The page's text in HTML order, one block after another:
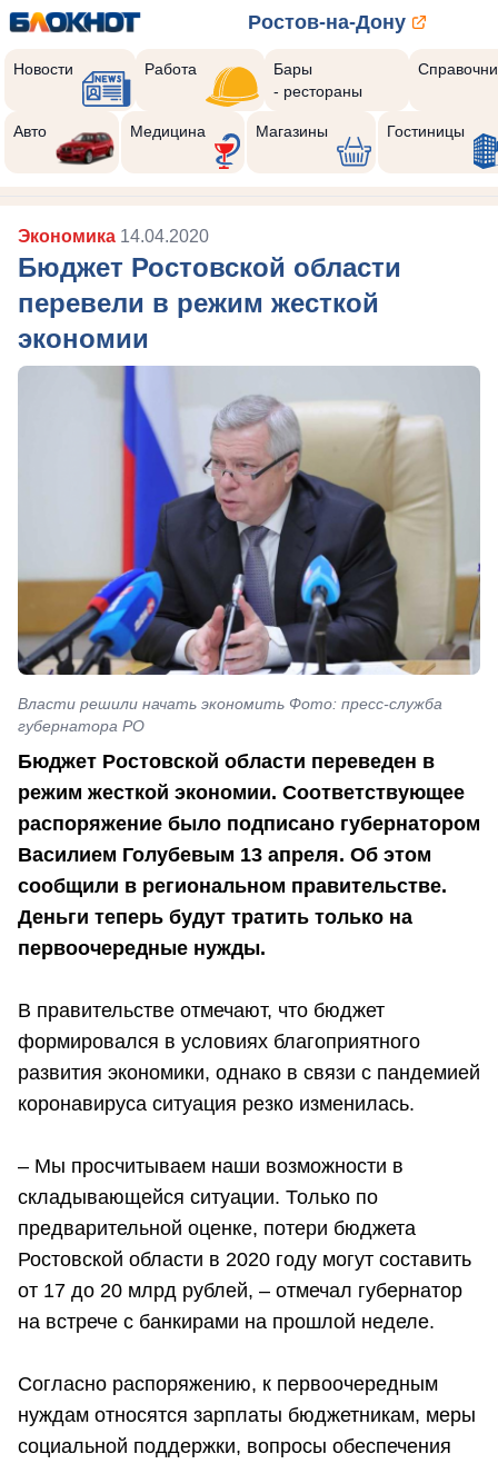
Ростов-на-Дону
Новости Работа
Бары
- рестораны
Авто Медицина Магазины Гостиницы
Экономика 14.04.2020
Бюджет Ростовской области
перевели в режим жесткой
экономии
Власти решили начать экономить Фото: пресс-служба
губернатора РО
Бюджет Ростовской области переведен в
режим жесткой экономии. Соответствующее
распоряжение было подписано губернатором
Василием Голубевым 13 апреля. Об этом
сообщили в региональном правительстве.
Деньги теперь будут тратить только на
первоочередные нужды.
В правительстве отмечают, что бюджет
формировался в условиях благоприятного
развития экономики, однако в связи с пандемией
коронавируса ситуация резко изменилась.
– Мы просчитываем наши возможности в
складывающейся ситуации. Только по
предварительной оценке, потери бюджета
Ростовской области в 2020 году могут составить
от 17 до 20 млрд рублей, – отмечал губернатор
на встрече с банкирами на прошлой неделе.
Согласно распоряжению, к первоочередным
нуждам относятся зарплаты бюджетникам, меры
социальной поддержки, вопросы обеспечения